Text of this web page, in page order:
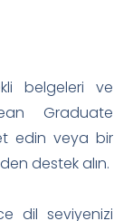
belgeleri ve
Graduate
edin veya bir
destek alın.
dil seviyenizi